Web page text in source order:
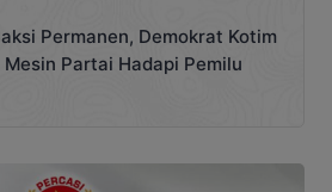
Permanen, Demokrat Kotim
Mesin Partai Hadapi Pemilu